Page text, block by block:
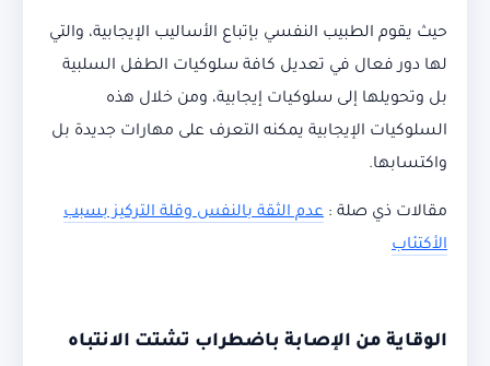
حيث يقوم الطبيب النفسي بإتباع الأساليب الإيجابية، والتي
لها دور فعال في تعديل كافة سلوكيات الطفل السلبية
بل وتحويلها إلى سلوكيات إيجابية، ومن خلال هذه
السلوكيات الإيجابية يمكنه التعرف على مهارات جديدة بل
واكتسابها.
مقالات ذي صلة : عدم الثقة بالنفس وقلة التركيز بسبب
الأكتئاب
الوقاية من الإصابة باضطراب تشتت الانتباه